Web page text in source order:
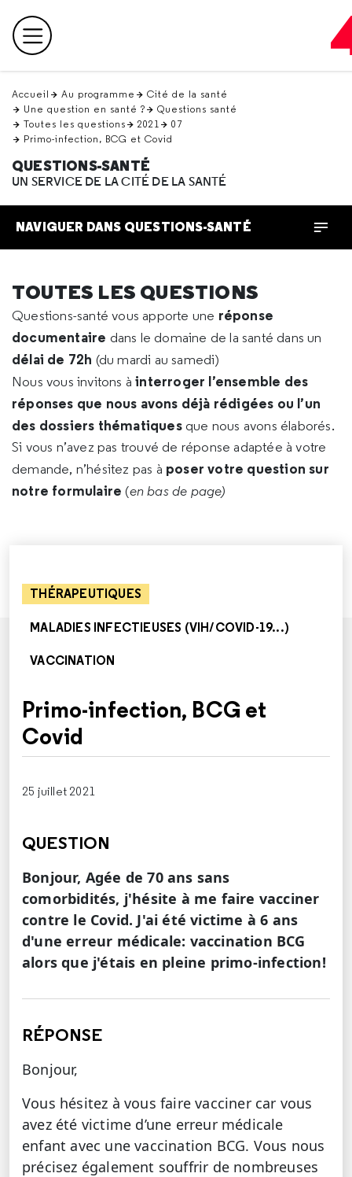
en
haut Menu principal
Accueil Au programme
Cité de la santé
Une question en santé ?
Questions santé
Toutes les questions
2021
07
Primo-infection, BCG et Covid
QUESTIONS-SANTÉ
UN SERVICE DE LA CITÉ DE LA SANTÉ
NAVIGUER DANS QUESTIONS-SANTÉ
TOUTES LES QUESTIONS
Questions-santé vous apporte une réponse
documentaire dans le domaine de la santé dans un
délai de 72h (du mardi au samedi)
Nous vous invitons àinterroger l’ensemble des
réponses que nous avons déjà rédigées ou l’un
des dossiers thématiques que nous avons élaborés.
Si vous n’avez pas trouvé de réponse adaptée à votre
demande, n’hésitez pas à poser votre question sur
notre formulaire (en bas de page)
THÉRAPEUTIQUES
MALADIES INFECTIEUSES (VIH/COVID-19...)
VACCINATION
Primo-infection, BCG et
Covid
25 juillet 2021
QUESTION
Bonjour, Agée de 70 ans sans
comorbidités, j'hésite à me faire vacciner
contre le Covid. J'ai été victime à 6 ans
d'une erreur médicale: vaccination BCG
alors que j'étais en pleine primo-infection!
RÉPONSE
Bonjour,
Vous hésitez à vous faire vacciner car vous
avez été victime d’une erreur médicale
enfant avec une vaccination BCG. Vous nous
précisez également souffrir de nombreuses